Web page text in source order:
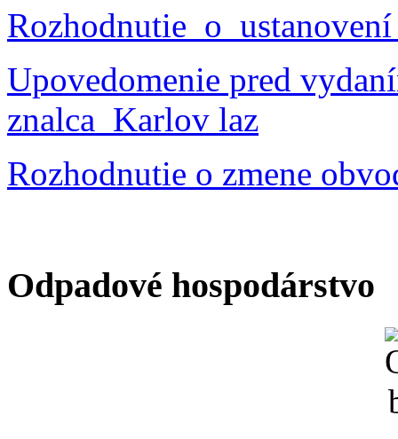
Upovedomenie pred
znalca_Karlov laz
Rozhodnutie o zmene
Odpadové hospodárstvo